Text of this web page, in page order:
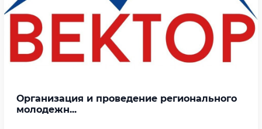
Организация и проведение регионального
молодежн...